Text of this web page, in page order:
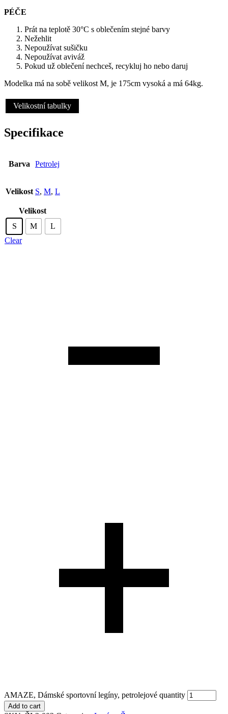
PÉČE
Prát na teplotě 30°C s oblečením stejné barvy
Nežehlit
Nepoužívat sušičku
Nepoužívat aviváž
Pokud už oblečení nechceš, recykluj ho nebo daruj
Modelka má na sobě velikost M, je 175cm vysoká a má 64kg.
Velikostní tabulky
Specifikace
Barva Petrolej
Velikost S, M, L
Velikost
S
M
L
Clear
AMAZE, Dámské sportovní legíny, petrolejové quantity
Add to cart